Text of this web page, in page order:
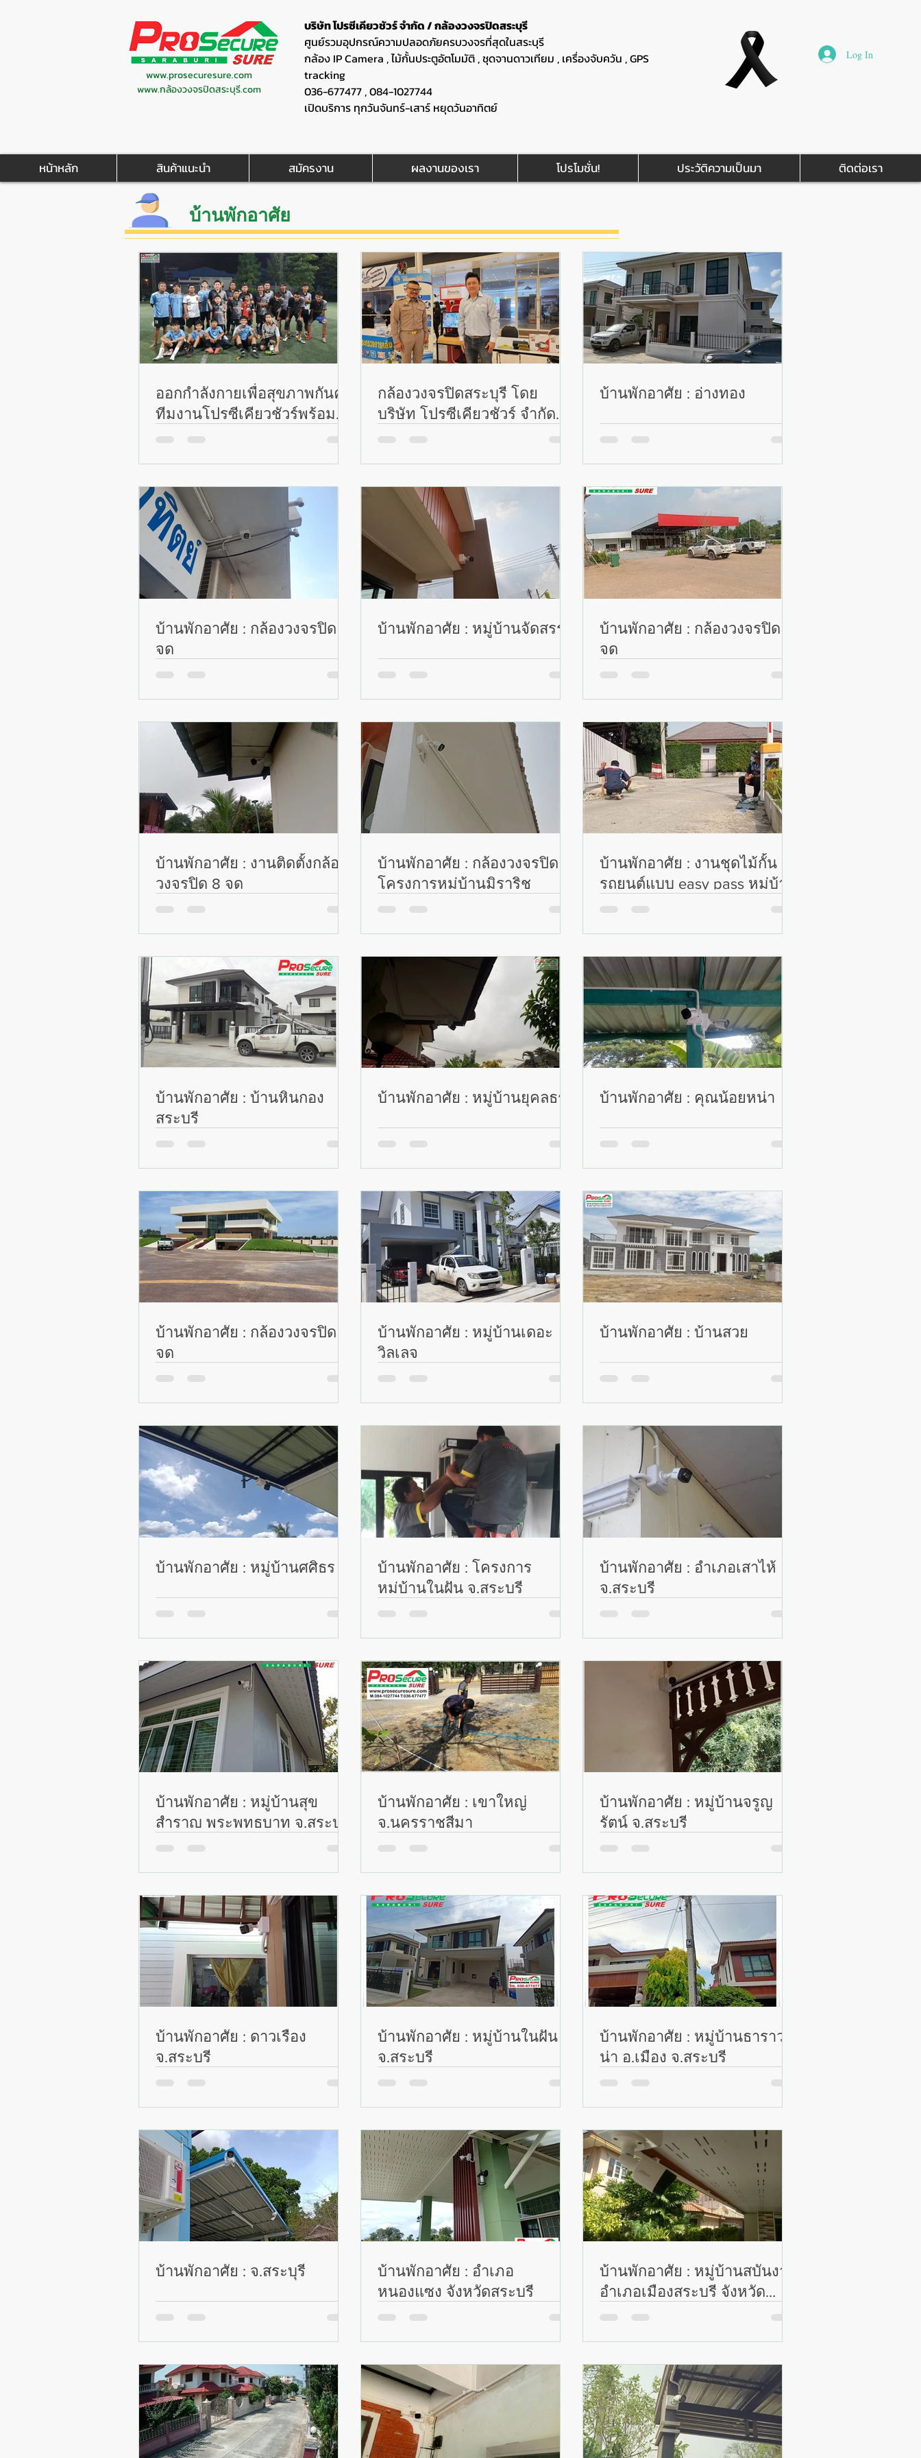
www.prosecuresure.com
www.กล้องวงจรปิดสระบุรี.com
บริษัท โปรซีเคียวชัวร์ จำกัด / กล้องวงจรปิดสระบุรี
ศูนย์รวมอุปกรณ์ความปลอดภัยครบวงจรที่สุดในสระบุรี
กล้อง IP Camera , ไม้กั้นประตูอัตโมมัติ , ชุดจานดาวเทียม , เครื่องจับควัน , GPS
tracking
036-677477 , 084-1027744
เปิดบริการ ทุกวันจันทร์-เสาร์ หยุดวันอาทิตย์
Log In
หน้าหลัก สินค้าแนะนำ สมัครงาน ผลงานของเรา โปรโมชั่น! ประวัติความเป็นมา ติดต่อเรา
บ้านพักอาศัย
ออกกำลังกายเพื่อสุขภาพกันค่ะ
ทีมงานโปรซีเคียวชัวร์พร้อมลง
กล้องวงจรปิดสระบุรี โดย
บริษัท โปรซีเคียวชัวร์ จำกัด
บ้านพักอาศัย : อ่างทอง
บ้านพักอาศัย : กล้องวงจรปิด 4
จุด
บ้านพักอาศัย : หมู่บ้านจัดสรร
บ้านพักอาศัย : กล้องวงจรปิด 13
จุด
บ้านพักอาศัย : งานติดตั้งกล้อง
วงจรปิด 8 จุด
บ้านพักอาศัย : กล้องวงจรปิด
โครงการหมู่บ้านมิราริช
บ้านพักอาศัย : งานชุดไม้กั้น
รถยนต์แบบ easy pass หมู่บ้า
บ้านพักอาศัย : บ้านหินกอง
สระบุรี
บ้านพักอาศัย : หมู่บ้านยุคลธร บ้านพักอาศัย : คุณน้อยหน่า
บ้านพักอาศัย : กล้องวงจรปิด 16
จุด
บ้านพักอาศัย : หมู่บ้านเดอะ
วิลเลจ
บ้านพักอาศัย : บ้านสวย
บ้านพักอาศัย : หมู่บ้านศศิธร
บ้านพักอาศัย : โครงการ
หมู่บ้านในฝัน จ.สระบุรี
บ้านพักอาศัย : อำเภอเสาไห้
จ.สระบุรี
บ้านพักอาศัย : หมู่บ้านสุข
สำราญ พระพุทธบาท จ.สระบุรี
บ้านพักอาศัย : เขาใหญ่
จ.นครราชสีมา
บ้านพักอาศัย : หมู่บ้านจรูญ
รัตน์ จ.สระบุรี
บ้านพักอาศัย : ดาวเรือง
จ.สระบุรี
บ้านพักอาศัย : หมู่บ้านในฝัน 11
จ.สระบุรี
บ้านพักอาศัย : หมู่บ้านธาราวา
น่า อ.เมือง จ.สระบุรี
บ้านพักอาศัย : จ.สระบุรี
บ้านพักอาศัย : อำเภอ
หนองแซง จังหวัดสระบุรี
บ้านพักอาศัย : หมู่บ้านสบันงา
อำเภอเมืองสระบุรี จังหวัด